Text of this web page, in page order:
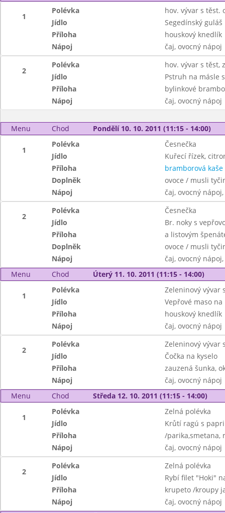
1
Polévka
hov. vývar s těst.
Jídlo
Segedínský guláš
Příloha
houskový knedlík
Nápoj
čaj, ovocný nápoj
2
Polévka
hov. vývar s těst,
Jídlo
Pstruh na másle
Příloha
bylinkové
Nápoj
čaj, ovocný nápoj
Menu Chod Pondělí 10. 10. 2011 (11:15 - 14:00)
1
Polévka
Česnečka
Jídlo
Kuřecí řízek,
Příloha
bramborová kaše
Doplněk
ovoce / musli
Nápoj
čaj, ovocný
2
Polévka
Česnečka
Jídlo
Br. noky s
Příloha
a listovým
Doplněk
ovoce / musli
Nápoj
čaj, ovocný
Menu
Chod Úterý 11. 10. 2011 (11:15 - 14:00)
1
Polévka
Zeleninový vývar
Jídlo
Vepřové maso
Příloha
houskový knedlík
Nápoj
čaj, ovocný nápoj
2
Polévka
Zeleninový vývar
Jídlo
Čočka na kyselo
Příloha
zauzená šunka,
Nápoj
čaj, ovocný nápoj
Menu
Chod Středa 12. 10. 2011 (11:15 - 14:00)
1
Polévka
Zelná polévka
Jídlo
Krůtí ragú s
Příloha
/parika,smetana,
Nápoj
čaj, ovocný nápoj
2
Polévka
Zelná polévka
Jídlo
Rybí filet "Hoki"
Příloha
krupeto /kroupy
Nápoj
čaj, ovocný nápoj